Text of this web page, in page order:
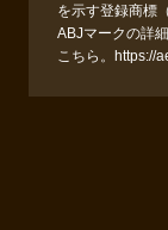
を示す登録商標
ABJマークの詳
こちら。 https://